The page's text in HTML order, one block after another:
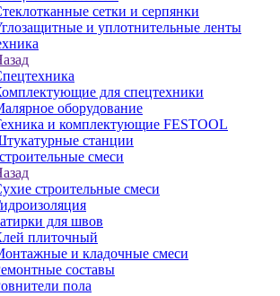
сетки и серпянки
и уплотнительные ленты
для спецтехники
оборудование
и комплектующие FESTOOL
станции
смеси
строительные смеси
для швов
плиточный
и кладочные смеси
составы
пола